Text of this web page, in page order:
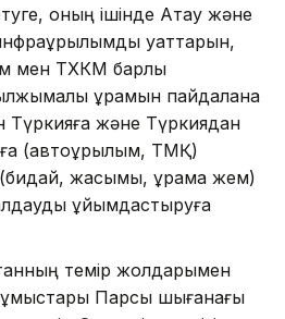
оның ішінде Ақтау және
қуаттарын,
мен ТХКМ барлық
құрамын пайдалана
Түркияға және Түркиядан
(автоқұрылым, ТМҚ)
жасымық, құрама жем)
ұйымдастыруға
темір жолдарымен
Парсы шығанағы